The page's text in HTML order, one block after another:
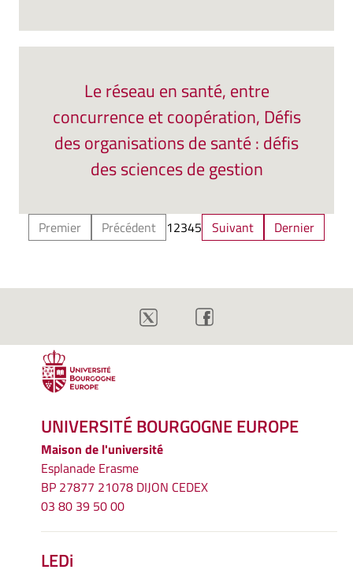
Le réseau en santé, entre
concurrence et coopération, Défis
des organisations de santé : défis
des sciences de gestion
Premier Précédent 12345 Suivant Dernier
UNIVERSITÉ BOURGOGNE EUROPE
Maison de l'université
Esplanade Erasme
BP 27877 21078 DIJON CEDEX
03 80 39 50 00
LEDi